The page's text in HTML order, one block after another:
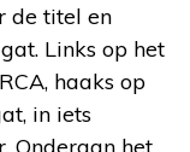
de titel en
Links op het
haaks op
in iets
Onderaan het